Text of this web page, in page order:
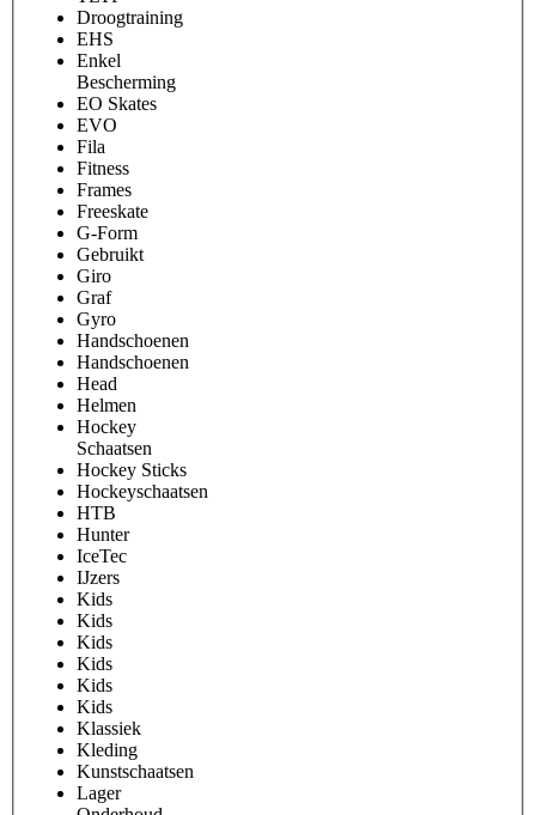
Droogtraining
EHS
Enkel
Bescherming
EO Skates
EVO
Fila
Fitness
Frames
Freeskate
G-Form
Gebruikt
Giro
Graf
Gyro
Handschoenen
Handschoenen
Head
Helmen
Hockey
Schaatsen
Hockey Sticks
Hockeyschaatsen
HTB
Hunter
IceTec
IJzers
Kids
Kids
Kids
Kids
Kids
Kids
Klassiek
Kleding
Kunstschaatsen
Lager